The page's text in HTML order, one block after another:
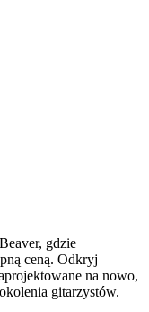
gdzie
ceną. Odkryj
na nowo,
gitarzystów.